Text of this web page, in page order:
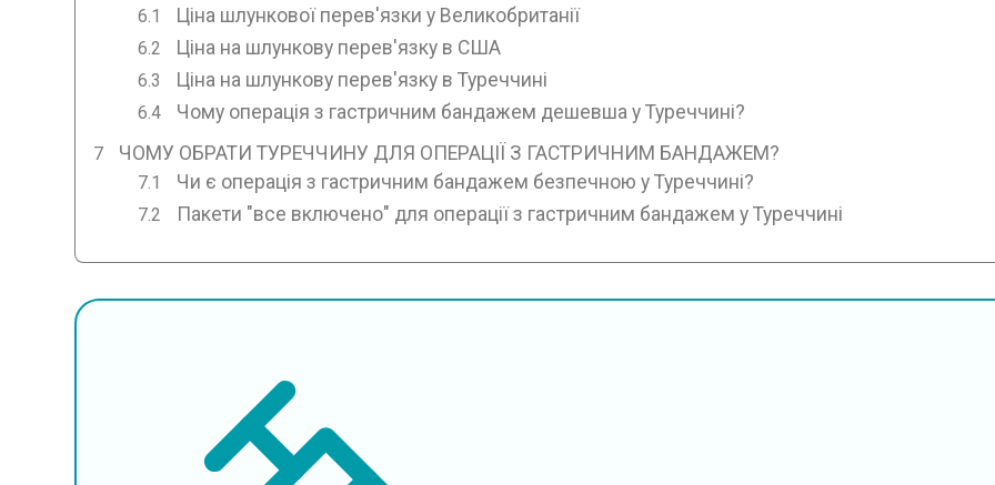
Ціна шлункової перев'язки у Великобританії
Ціна на шлункову перев'язку в США
Ціна на шлункову перев'язку в Туреччині
Чому операція з гастричним бандажем дешевша у Туреччині?
ЧОМУ ОБРАТИ ТУРЕЧЧИНУ ДЛЯ ОПЕРАЦІЇ З ГАСТРИЧНИМ БАНДАЖЕМ?
Чи є операція з гастричним бандажем безпечною у Туреччині?
Пакети "все включено" для операції з гастричним бандажем у Туреччині